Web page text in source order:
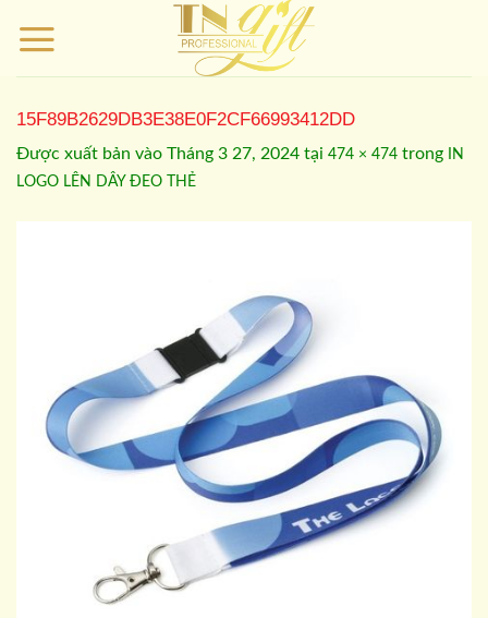
qua
15F89B2629DB3E38E0F2CF66993412DD
Được xuất bản vào Tháng 3 27, 2024 tại 474 × 474 trong
IN
LOGO LÊN DÂY ĐEO THẺ